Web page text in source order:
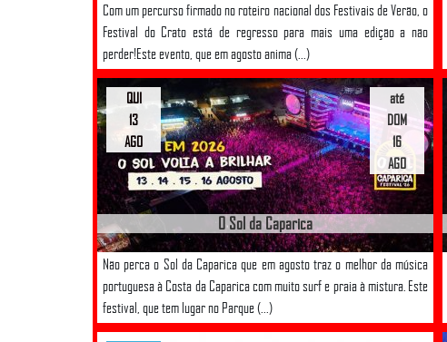
Com um percurso firmado no roteiro nacional dos Festivais de Verão, o
Festival do Crato está de regresso para mais uma edição a não
perder!Este evento, que em agosto anima (...)
O Sol da Caparica
Não perca o Sol da Caparica que em agosto traz o melhor da música
portuguesa à Costa da Caparica com muito surf e praia à mistura. Este
festival, que tem lugar no Parque (...)
até
DOM
16
AGO
QUI
13
AGO